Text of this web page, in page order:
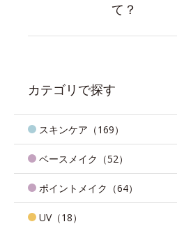
て？
カテゴリで探す
スキンケア（169）
ベースメイク（52）
ポイントメイク（64）
UV（18）